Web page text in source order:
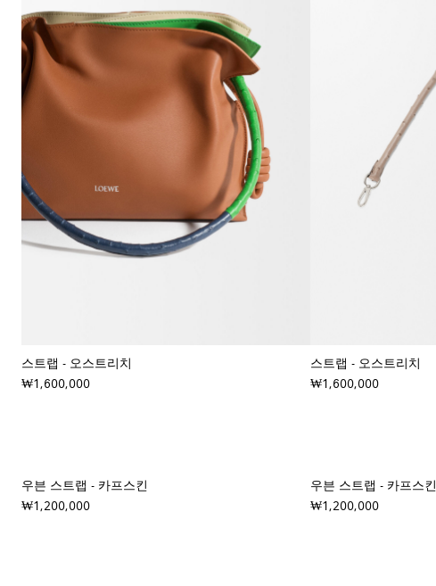
스트랩 - 오스트리치
₩1,600,000
스트랩 - 오스트리치
₩1,600,000
우븐 스트랩 - 카프스킨
₩1,200,000
우븐 스트랩 - 카프스킨
₩1,200,000